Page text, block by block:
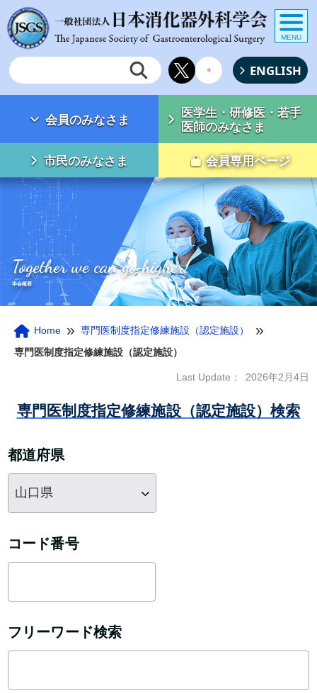
ENGLISH
会員のみなさま
医学生・研修医・若手
医師のみなさま
市民のみなさま 会員専用ページ
MENU
学会概要
Together we can go higher!
Home » 専門医制度指定修練施設（認定施設） »
専門医制度指定修練施設（認定施設）
Last Update： 2026年2月4日
専門医制度指定修練施設（認定施設）検索
都道府県
コード番号
フリーワード検索